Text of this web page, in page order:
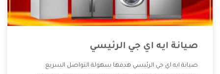
صيانة ايه اي جي الرئيسي
صيانة ايه اي جي الرئيسي هدفها سهولة التواصل السريع